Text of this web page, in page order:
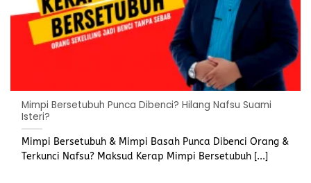
Mimpi Bersetubuh Punca Dibenci? Hilang Nafsu Suami
Isteri?
Mimpi Bersetubuh & Mimpi Basah Punca Dibenci Orang &
Terkunci Nafsu? Maksud Kerap Mimpi Bersetubuh [...]